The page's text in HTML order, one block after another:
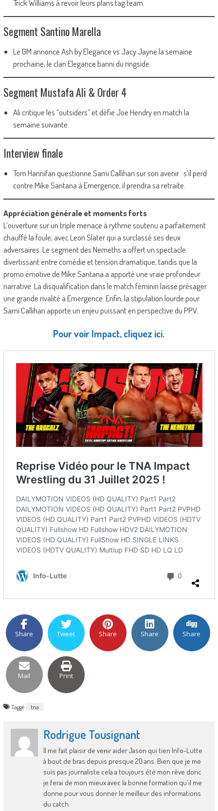
Trick Williams à revoir leurs plans tag team.
Segment Santino Marella
Le GM annonce Ash by Elegance vs Jacy Jayne la semaine
prochaine, le clan Elegance banni du ringside.
Segment Mustafa Ali & Order 4
Ali critique les “outsiders” et défie Joe Hendry en match la
semaine suivante.
Interview finale
Tom Hannifan questionne Sami Callihan sur son avenir : s’il perd
contre Mike Santana à Emergence, il prendra sa retraite.
Appréciation générale et moments forts
L’ouverture sur un triple menace à rythme soutenu a parfaitement
chauffé la foule, avec Leon Slater qui a surclassé ses deux
adversaires. Le segment des Nemeths a offert un spectacle
divertissant entre comédie et tension dramatique, tandis que la
promo émotive de Mike Santana a apporté une vraie profondeur
narrative. La disqualification dans le match féminin laisse présager
une grande rivalité à Emergence. Enfin, la stipulation lourde pour
Sami Callihan apporte un enjeu puissant en perspective du PPV.
Pour voir Impact, cliquez ici.
Share Tweet Share Share Share
Mail Print
Taggé tna
Rodrigue Tousignant
Il me fait plaisir de venir aider Jason qui tien Info-Lutte
à bout de bras depuis presque 20 ans. Bien que je me
suis pas journaliste cela a toujours été mon rêve donc
je ferai de mon mieux avec la bonne formation qu'il me
donne pour vous donner le meilleur des informations
du catch.